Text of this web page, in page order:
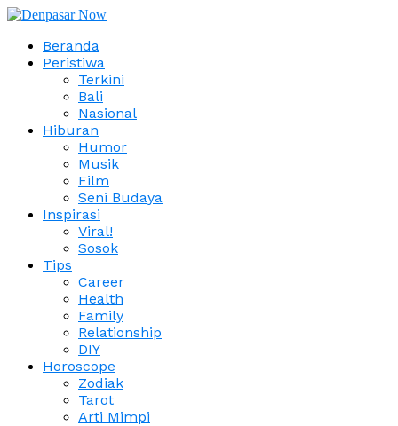
Beranda
Peristiwa
Terkini
Bali
Nasional
Hiburan
Humor
Musik
Film
Seni Budaya
Inspirasi
Viral!
Sosok
Tips
Career
Health
Family
Relationship
DIY
Horoscope
Zodiak
Tarot
Arti Mimpi